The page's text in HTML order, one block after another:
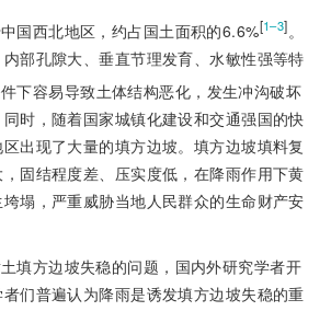
国西北地区，约占国土面积的6.6%[1–3]。
部孔隙大、垂直节理发育、水敏性强等特
件下容易导致土体结构恶化，发生冲沟破坏
时，随着国家城镇化建设和交通强国的快
出现了大量的填方边坡。填方边坡填料复
固结程度差、压实度低，在降雨作用下黄
塌，严重威胁当地人民群众的生命财产安
填方边坡失稳的问题，国内外研究学者开
们普遍认为降雨是诱发填方边坡失稳的重